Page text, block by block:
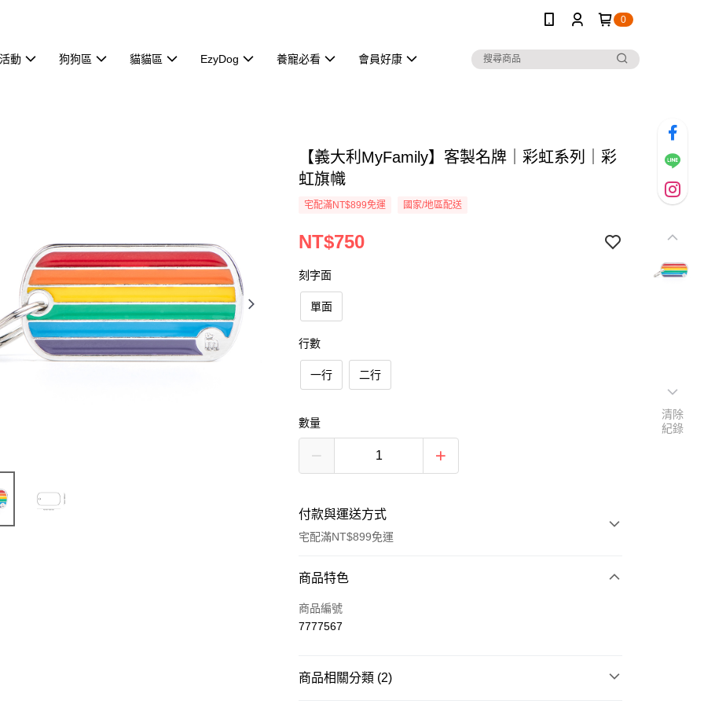
0
動 狗狗區 貓貓區 EzyDog 養寵必看 會員好康
【義大利MyFamily】客製名牌｜彩虹系列｜彩
虹旗幟
宅配滿NT$899免運 國家/地區配送
NT$750
刻字面
單面
行數
一行 二行
數量
付款與運送方式
宅配滿NT$899免運
付款方式
信用卡一次付款
商品特色
商品編號
7777567
商品相關分類 (2)
清除
紀錄